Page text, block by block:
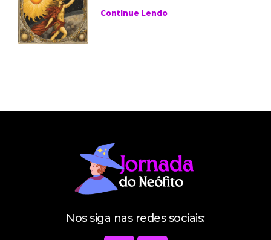
Continue Lendo
Nos siga nas redes sociais: